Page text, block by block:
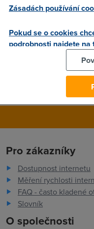
stazenych aplikaci,
Pocitejte se mnou: "Hry
% a hudební aplikace 29
opravdu chytre a dokazi
Hodne zabavy pri
Pro zákazníky
Dostupnost internetu
Měření rychlosti
FAQ - často kladené
Slovník
O společnosti
Zásadách používání
Pokud se o cookies
podrobnosti najdete na